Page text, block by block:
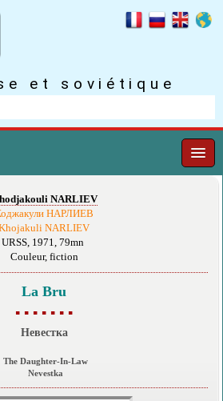
et soviétique
NARLIEV
НАРЛИЕВ
NARLIEV
URSS, 1971, 79mn
Couleur, fiction
La Bru
▪ ▪ ▪ ▪ ▪ ▪ ▪
Невестка
The Daughter-In-Law
Nevestka